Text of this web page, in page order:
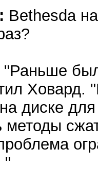
Bethesda
"Раньше
Ховард.
диске
методы
"